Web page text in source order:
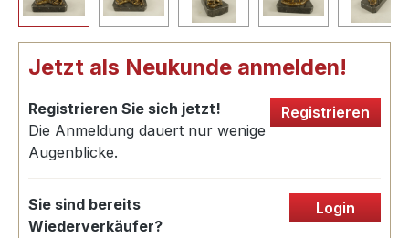
Jetzt als Neukunde anmelden!
Registrieren Sie sich jetzt!
Die Anmeldung dauert nur wenige
Augenblicke.
Registrieren
Sie sind bereits
Wiederverkäufer?
Login